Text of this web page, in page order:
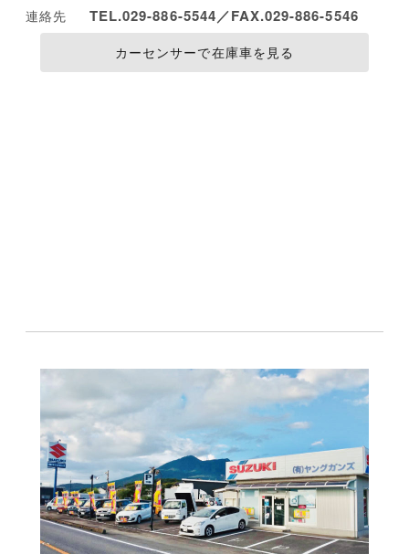
連絡先 TEL.029-886-5544／FAX.029-886-5546
カーセンサーで在庫車を見る